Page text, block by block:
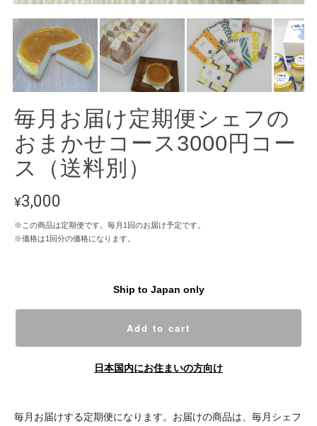
毎月お届け定期便シェフの
おまかせコース3000円コー
ス（送料別）
¥3,000
※この商品は定期便です。毎月1回のお届け予定です。
※価格は1回分の価格になります。
Ship to Japan only
Add to cart
日本国内にお住まいの方向け
毎月お届けする定期便になります。お届けの商品は、毎月シェフ